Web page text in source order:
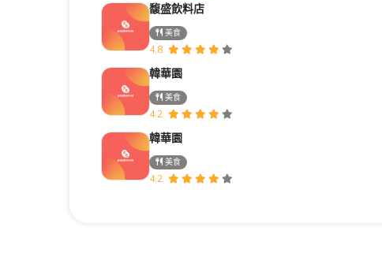
馥盛飲料店
美食
4.8
韓華園
美食
4.2
韓華園
美食
4.2